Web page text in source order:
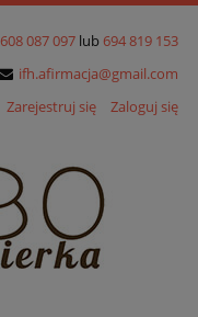
608 087 097 lub 694 819 153
ifh.afirmacja@gmail.com
Zarejestruj się
Zaloguj się